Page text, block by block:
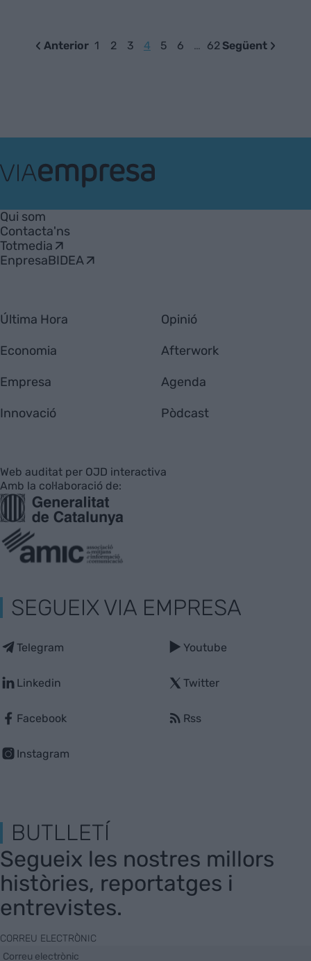
Anterior 1 2 3 4 5 6 … 62 Següent
Empresa
Qui som
Contacta'ns
Totmedia
EnpresaBIDEA
Última Hora
Economia
Empresa
Innovació
Opinió
Afterwork
Agenda
Pòdcast
Web auditat per OJD interactiva
Amb la col·laboració de:
SEGUEIX VIA EMPRESA
Telegram
Linkedin
Facebook
Instagram
Youtube
Twitter
Rss
BUTLLETÍ
Segueix les nostres millors
històries, reportatges i
entrevistes.
CORREU ELECTRÒNIC